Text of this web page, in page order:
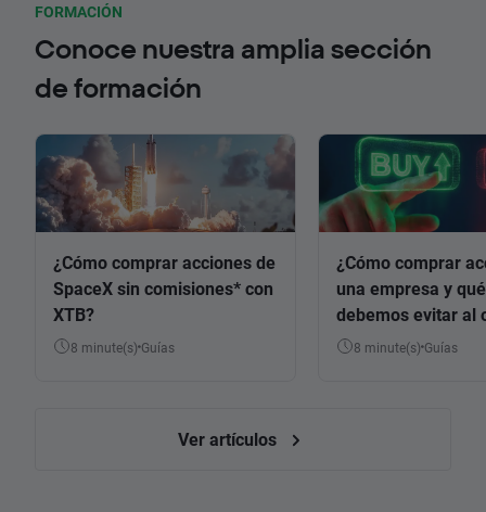
FORMACIÓN
Conoce nuestra amplia sección
de formación
¿Cómo comprar acciones de
SpaceX sin comisiones* con
XTB?
8 minute(s) Guías
¿Cómo comprar
una empresa y
debemos evitar al
8 minute(s) Guías
Ver artículos